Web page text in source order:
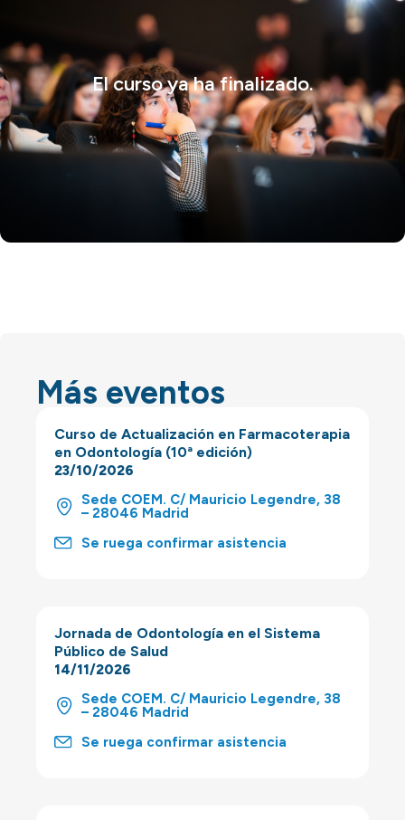
El curso ya ha finalizado.
Más eventos
Curso de Actualización en Farmacoterapia
en Odontología (10ª edición)
23/10/2026
Sede COEM. C/ Mauricio Legendre, 38
– 28046 Madrid
Se ruega confirmar asistencia
Jornada de Odontología en el Sistema
Público de Salud
14/11/2026
Sede COEM. C/ Mauricio Legendre, 38
– 28046 Madrid
Se ruega confirmar asistencia